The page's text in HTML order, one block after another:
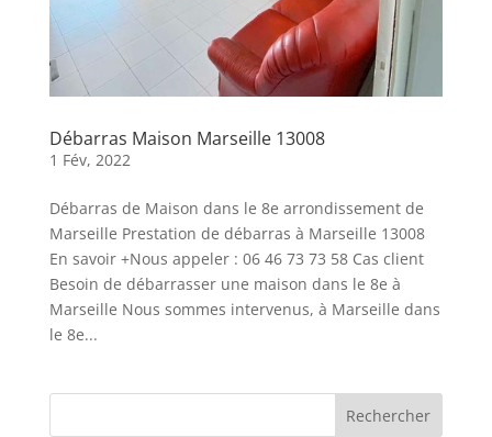
Débarras Maison Marseille 13008
1 Fév, 2022
Débarras de Maison dans le 8e arrondissement de
Marseille Prestation de débarras à Marseille 13008
En savoir +Nous appeler : 06 46 73 73 58 Cas client
Besoin de débarrasser une maison dans le 8e à
Marseille Nous sommes intervenus, à Marseille dans
le 8e...
Rechercher